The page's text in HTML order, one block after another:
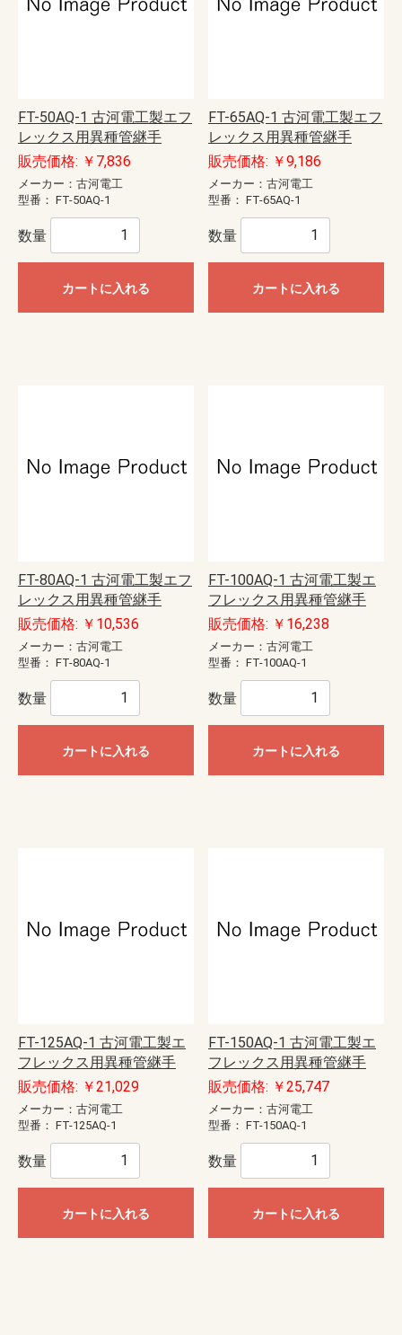
FT-50AQ-1 古河電工製エフ
レックス用異種管継手
販売価格: ￥7,836
メーカー：古河電工
型番： FT-50AQ-1
数量
カートに入れる
FT-65AQ-1 古河電工製エフ
レックス用異種管継手
販売価格: ￥9,186
メーカー：古河電工
型番： FT-65AQ-1
数量
カートに入れる
FT-80AQ-1 古河電工製エフ
レックス用異種管継手
販売価格: ￥10,536
メーカー：古河電工
型番： FT-80AQ-1
数量
カートに入れる
FT-100AQ-1 古河電工製エ
フレックス用異種管継手
販売価格: ￥16,238
メーカー：古河電工
型番： FT-100AQ-1
数量
カートに入れる
FT-125AQ-1 古河電工製エ
フレックス用異種管継手
販売価格: ￥21,029
メーカー：古河電工
型番： FT-125AQ-1
数量
カートに入れる
FT-150AQ-1 古河電工製エ
フレックス用異種管継手
販売価格: ￥25,747
メーカー：古河電工
型番： FT-150AQ-1
数量
カートに入れる